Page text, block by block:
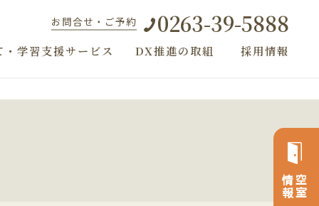
お問合せ・ご予約 0263-39-5888
・学習支援サービス DX推進の取組 採用情報
空室
情報